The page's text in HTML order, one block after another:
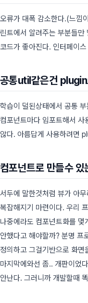
오류가 대폭 감소한다.(느낌
린트에서 알려주는 부분들
코드가 좋아진다. 인터페이
공통util같은건
학습이 덜된상태에서 공통
컴포넌트마다 임포트해서
않다. 아름답게 사용하려면
컴포넌트로 만들수 있
서두에 말한것처럼 뷰가 아
복잡해지기 마련이다. 우리
나중에라도 컴포넌트화를
안했다고 해야할까? 분명 프
정의하고 그걸기반으로 화면
마지막에와선 좀.. 개판이었
안난다. 그러니까 개발할때